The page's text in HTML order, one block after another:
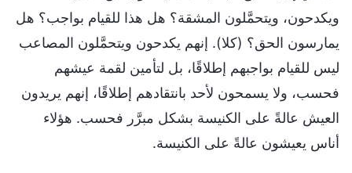
ويكدحون، ويتحمَّلون المشقة؟ هل هذا للقيام بواجب؟ هل
يمارسون الحق؟ (كلا). إنهم يكدحون ويتحمَّلون المصاعب
ليس للقيام بواجبهم إطلاقًا، بل لتأمين لقمة عيشهم
فحسب، ولا يسمحون لأحد بانتقادهم إطلاقًا، إنهم يريدون
العيش عالةً على الكنيسة بشكل مبرَّر فحسب. هؤلاء
أناس يعيشون عالةً على الكنيسة.